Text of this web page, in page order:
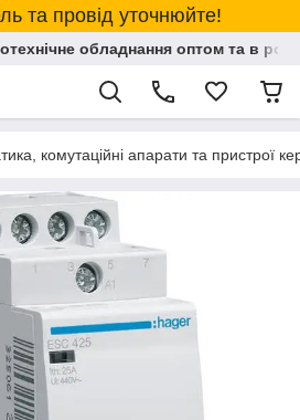
та провід уточнюйте!
обладнання оптом та в
комутаційні апарати та пристрої